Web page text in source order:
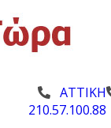
ΑΤΤΙΚΗ
210.57.100.88